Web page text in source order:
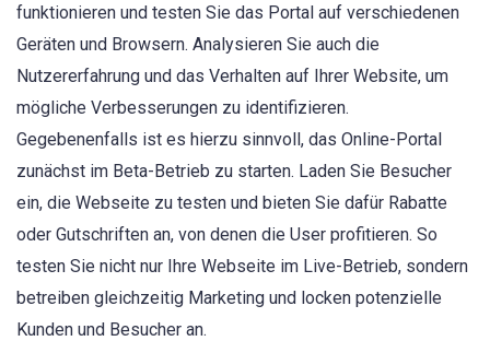
funktionieren und testen Sie das Portal auf verschiedenen
Geräten und Browsern. Analysieren Sie auch die
Nutzererfahrung und das Verhalten auf Ihrer Website, um
mögliche Verbesserungen zu identifizieren.
Gegebenenfalls ist es hierzu sinnvoll, das Online-Portal
zunächst im Beta-Betrieb zu starten. Laden Sie Besucher
ein, die Webseite zu testen und bieten Sie dafür Rabatte
oder Gutschriften an, von denen die User profitieren. So
testen Sie nicht nur Ihre Webseite im Live-Betrieb, sondern
betreiben gleichzeitig Marketing und locken potenzielle
Kunden und Besucher an.